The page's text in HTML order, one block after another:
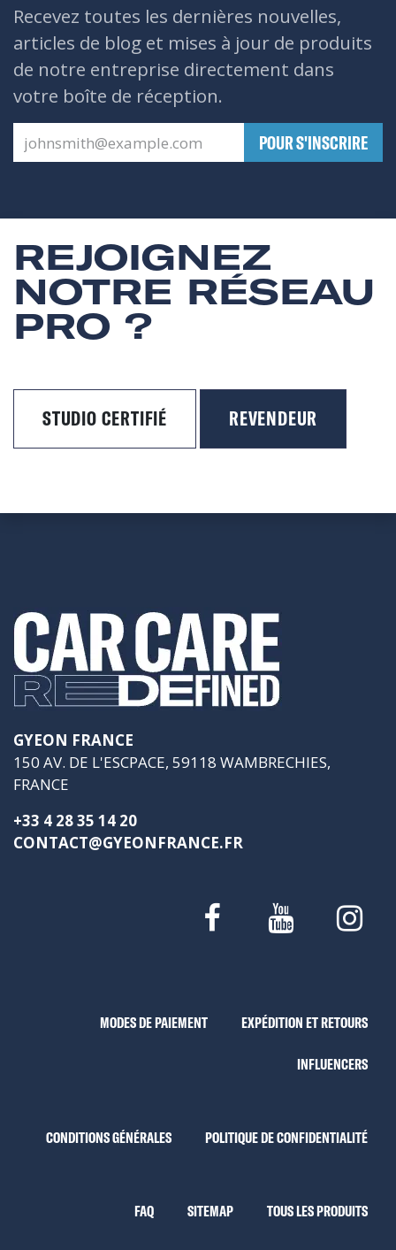
Recevez toutes les dernières nouvelles,
articles de blog et mises à jour de produits
de notre entreprise directement dans
votre boîte de réception.
​POUR S'INSCRIRE
REJOIGNEZ
NOTRE RÉSEAU
PRO ?
STUDIO CERTIFIÉ REVENDEUR
GYEON FRANCE
150 AV. DE L'ESCPACE, 59118 WAMBRECHIES,
FRANCE
+33 4 28 35 14 20
CONTACT@GYEONFRANCE.FR
MODES DE PAIEMENT EXPÉDITION ET RETOURS
INFLUENCERS
CONDITIONS GÉNÉRALES POLITIQUE DE CONFIDENTIALITÉ
FAQ SITEMAP TOUS LES PRODUITS